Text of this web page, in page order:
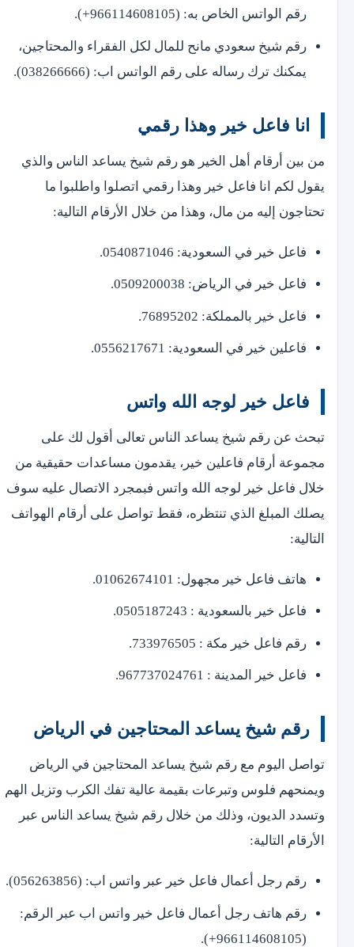
رقم الواتس الخاص به: (966114608105+).
رقم شيخ سعودي مانح للمال لكل الفقراء والمحتاجين،
يمكنك ترك رساله على رقم الواتس اب: (038266666).
انا فاعل خير وهذا رقمي
من بين أرقام أهل الخير هو رقم شيخ يساعد الناس والذي
يقول لكم انا فاعل خير وهذا رقمي اتصلوا واطلبوا ما
تحتاجون إليه من مال، وهذا من خلال الأرقام التالية:
فاعل خير في السعودية: 0540871046.
فاعل خير في الرياض: 0509200038.
فاعل خير بالمملكة: 76895202.
فاعلين خير في السعودية: 0556217671.
فاعل خير لوجه الله واتس
تبحث عن رقم شيخ يساعد الناس تعالى أقول لك على
مجموعة أرقام فاعلين خير، يقدمون مساعدات حقيقية من
خلال فاعل خير لوجه الله واتس فبمجرد الاتصال عليه سوف
يصلك المبلغ الذي تنتظره، فقط تواصل على أرقام الهواتف
التالية:
هاتف فاعل خير مجهول: 01062674101.
فاعل خير بالسعودية : 0505187243.
رقم فاعل خير مكة : 733976505.
فاعل خير المدينة : 967737024761.
رقم شيخ يساعد المحتاجين في الرياض
تواصل اليوم مع رقم شيخ يساعد المحتاجين في الرياض
ويمنحهم فلوس وتبرعات بقيمة عالية تفك الكرب وتزيل الهم
وتسدد الديون، وذلك من خلال رقم شيخ يساعد الناس عبر
الأرقام التالية:
رقم رجل أعمال فاعل خير عبر واتس اب: (056263856).
رقم هاتف رجل أعمال فاعل خير واتس اب عبر الرقم:
(966114608105+).